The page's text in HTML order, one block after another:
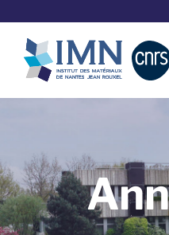
au
contenu
L’Institut
Equipes